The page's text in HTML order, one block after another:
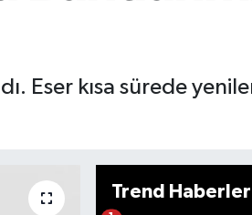
Eser kısa sürede
Trend Haberler